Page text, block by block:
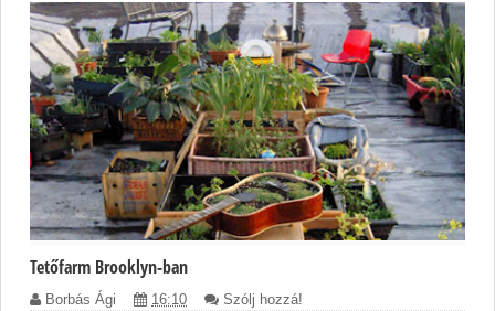
Tetőfarm Brooklyn-ban
Borbás Ági 16:10 Szólj hozzá!